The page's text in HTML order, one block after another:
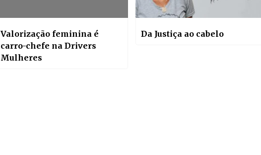
Valorização feminina é
carro-chefe na Drivers
Mulheres
Da Justiça ao cabelo